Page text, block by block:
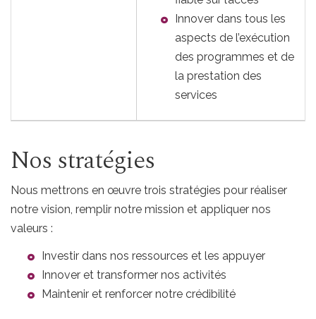
Innover dans tous les
aspects de l’exécution
des programmes et de
la prestation des
services
Nos stratégies
Nous mettrons en œuvre trois stratégies pour réaliser
notre vision, remplir notre mission et appliquer nos
valeurs :
Investir dans nos ressources et les appuyer
Innover et transformer nos activités
Maintenir et renforcer notre crédibilité